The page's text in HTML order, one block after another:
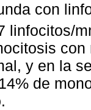
con
linfocitos/
y en la
de